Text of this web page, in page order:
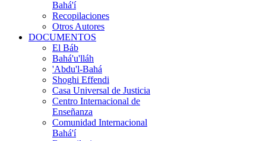
Bahá'í
Recopilaciones
Otros Autores
DOCUMENTOS
El Báb
Bahá'u'lláh
'Abdu'l-Bahá
Shoghi Effendi
Casa Universal de Justicia
Centro Internacional de
Enseñanza
Comunidad Internacional
Bahá'í